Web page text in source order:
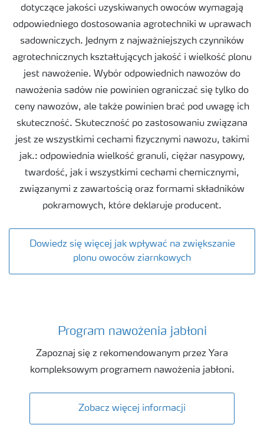
Porady dotyczące wysiewu nawozów
Narzędzia i usługi
dotyczące jakości uzyskiwanych owoców wymagają
odpowiedniego dostosowania agrotechniki w uprawach
sadowniczych. Jednym z najważniejszych czynników
agrotechnicznych kształtujących jakość i wielkość plonu
jest nawożenie. Wybór odpowiednich nawozów do
nawożenia sadów nie powinien ograniczać się tylko do
ceny nawozów, ale także powinien brać pod uwagę ich
skuteczność. Skuteczność po zastosowaniu związana
jest ze wszystkimi cechami fizycznymi nawozu, takimi
jak.: odpowiednia wielkość granuli, ciężar nasypowy,
twardość, jak i wszystkimi cechami chemicznymi,
związanymi z zawartością oraz formami składników
pokramowych, które deklaruje producent.
Dowiedz się więcej jak wpływać na zwiększanie
plonu owoców ziarnkowych
Program nawożenia jabłoniProgram nawożenia jabłoni
Zapoznaj się z rekomendowanym przez Yara
kompleksowym programem nawożenia jabłoni.
Zobacz więcej informacji